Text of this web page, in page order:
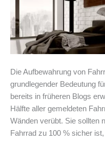
Die Aufbewahrung von
grundlegender Bedeutung
bereits in früheren Blogs
Hälfte aller gemeldeten
Wänden verübt. Sie sollten
Fahrrad zu 100 % sicher